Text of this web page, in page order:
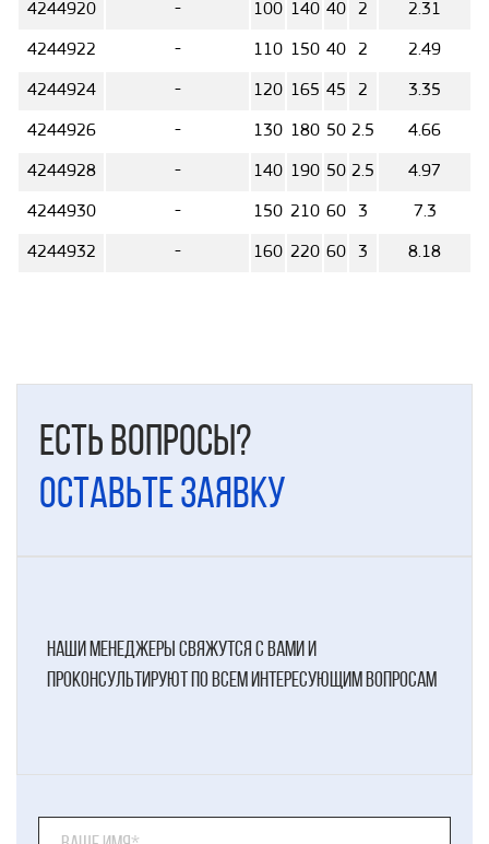
4244920 - 100 140 40 2 2.31
4244922 - 110 150 40 2 2.49
4244924 - 120 165 45 2 3.35
4244926 - 130 180 50 2.5 4.66
4244928 - 140 190 50 2.5 4.97
4244930 - 150 210 60 3 7.3
4244932 - 160 220 60 3 8.18
Есть вопросы?
Оставьте заявку
наши менеджеры свяжутся с вами и
проконсультируют по всем интересующим вопросам